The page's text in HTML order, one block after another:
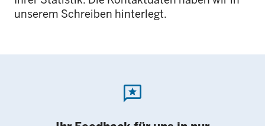
unserem Schreiben hinterlegt.
reviews